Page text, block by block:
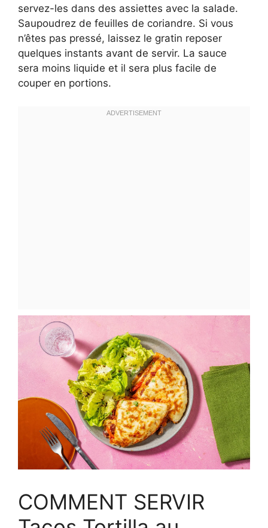
servez-les dans des assiettes avec la salade.
Saupoudrez de feuilles de coriandre. Si vous
n’êtes pas pressé, laissez le gratin reposer
quelques instants avant de servir. La sauce
sera moins liquide et il sera plus facile de
couper en portions.
COMMENT SERVIR